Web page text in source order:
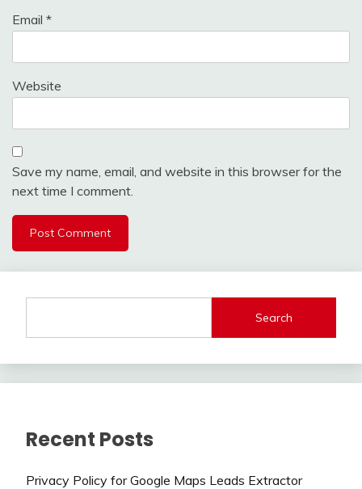
Email *
Website
Save my name, email, and website in this browser for the
next time I comment.
Search
Recent Posts
Privacy Policy for Google Maps Leads Extractor